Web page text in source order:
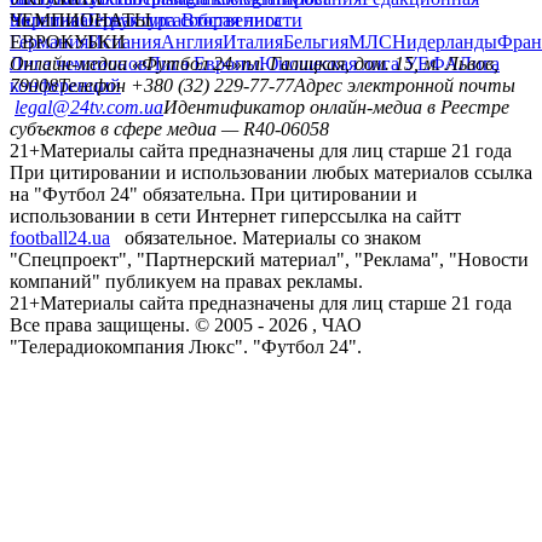
политикаСтруктура собственности
УкраинаПервая лигаВторая лига
ЧЕМПИОНАТЫ
ГерманияИспанияАнглияИталияБельгияМЛСНидерланды
ЕВРОКУБКИ
Лига чемпионовЛига ЕвропыЮношеская лига УЕФАЛига
конференций
Онлайн-медиа «Футбол 24»пл. Галицкая, дом. 15, м. Львов,
79008Телефон +380 (32) 229-77-77Адрес электронной почты
legal@24tv.com.uaИдентификатор онлайн-медиа в Реестре
субъектов в сфере медиа — R40-06058
21+Материалы сайта предназначены для лиц старше 21 года
При цитировании и использовании любых материалов ссылка
на "Футбол 24" обязательна. При цитировании и
использовании в сети Интернет гиперссылка на сайтт
football24.ua
обязательное. Материалы со знаком
"Спецпроект", "Партнерский материал", "Реклама", "Новости
компаний" публикуем на правах рекламы.
21+Материалы сайта предназначены для лиц старше 21 года
Все права защищены. © 2005 - 2026 , ЧАО
"Телерадиокомпания Люкс". "Футбол 24".